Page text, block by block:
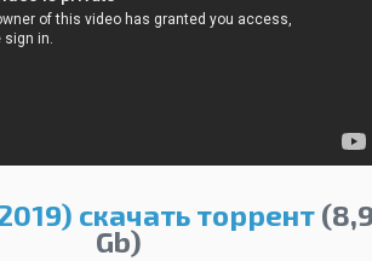
скачать торрент
Gb)